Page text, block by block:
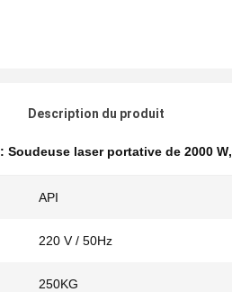
Description du produit
Soudeuse laser portative de 2000 W,
API
220 V / 50Hz
250KG